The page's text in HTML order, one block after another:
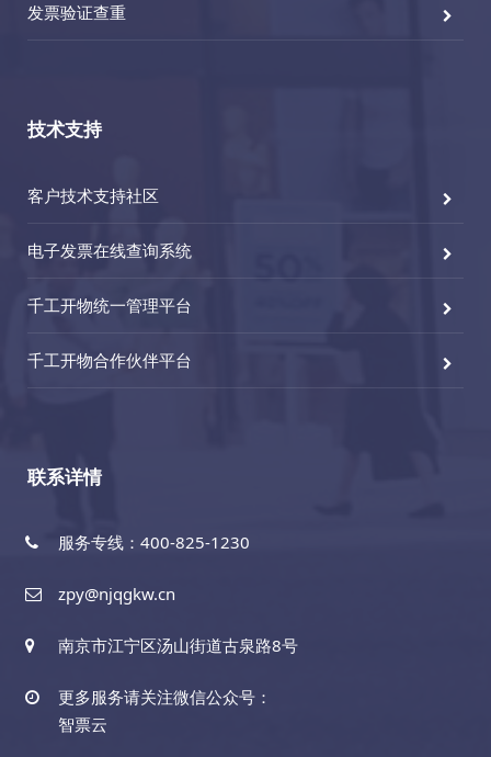
发票验证查重
技术支持
客户技术支持社区
电子发票在线查询系统
千工开物统一管理平台
千工开物合作伙伴平台
联系详情
服务专线：400-825-1230
zpy@njqgkw.cn
南京市江宁区汤山街道古泉路8号
更多服务请关注微信公众号：
智票云